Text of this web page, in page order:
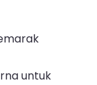
untuk